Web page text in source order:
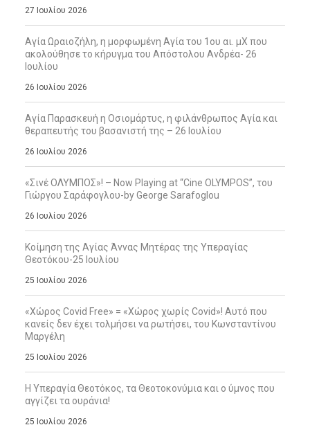
27 Ιουλίου 2026
Αγία Ωραιοζήλη, η μορφωμένη Αγία του 1ου αι. μΧ που
ακολούθησε το κήρυγμα του Απόστολου Ανδρέα- 26
Ιουλίου
26 Ιουλίου 2026
Αγία Παρασκευή η Οσιομάρτυς, η φιλάνθρωπος Αγία και
θεραπευτής του βασανιστή της – 26 Ιουλίου
26 Ιουλίου 2026
«Σινέ ΟΛΥΜΠΟΣ»! – Now Playing at “Cine OLYMPOS”, του
Γιώργου Σαράφογλου-by George Sarafoglou
26 Ιουλίου 2026
Κοίμηση της Αγίας Άννας Μητέρας της Υπεραγίας
Θεοτόκου-25 Ιουλίου
25 Ιουλίου 2026
«Χώρος Covid Free» = «Χώρος χωρίς Covid»! Αυτό που
κανείς δεν έχει τολμήσει να ρωτήσει, του Κωνσταντίνου
Μαργέλη
25 Ιουλίου 2026
Η Υπεραγία Θεοτόκος, τα Θεοτοκονύμια και ο ύμνος που
αγγίζει τα ουράνια!
25 Ιουλίου 2026